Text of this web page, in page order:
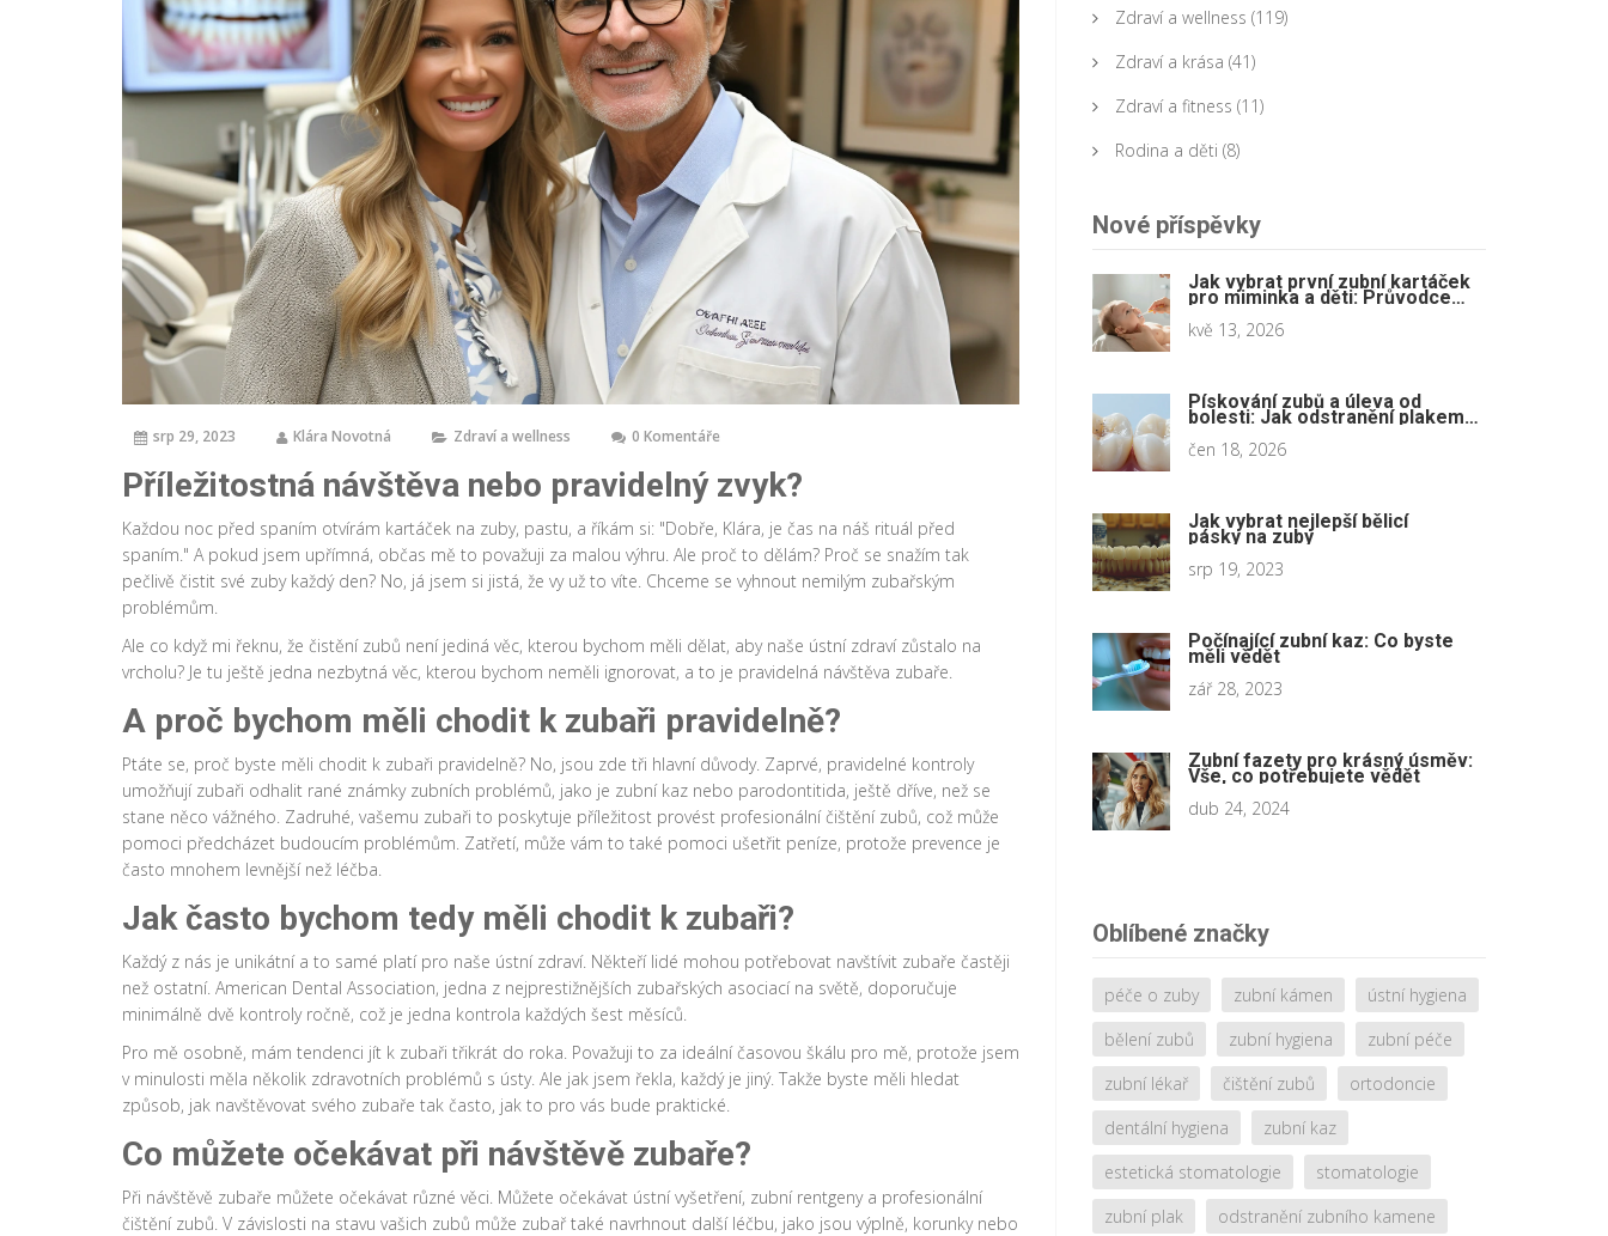
srp 29, 2023 Klára Novotná Zdraví a wellness 0 Komentáře
Příležitostná návštěva nebo pravidelný zvyk?
Každou noc před spaním otvírám kartáček na zuby, pastu, a říkám si: "Dobře, Klára, je čas na náš rituál před
spaním." A pokud jsem upřímná, občas mě to považuji za malou výhru. Ale proč to dělám? Proč se snažím tak
pečlivě čistit své zuby každý den? No, já jsem si jistá, že vy už to víte. Chceme se vyhnout nemilým zubařským
problémům.
Ale co když mi řeknu, že čistění zubů není jediná věc, kterou bychom měli dělat, aby naše ústní zdraví zůstalo na
vrcholu? Je tu ještě jedna nezbytná věc, kterou bychom neměli ignorovat, a to je pravidelná návštěva zubaře.
A proč bychom měli chodit k zubaři pravidelně?
Ptáte se, proč byste měli chodit k zubaři pravidelně? No, jsou zde tři hlavní důvody. Zaprvé, pravidelné kontroly
umožňují zubaři odhalit rané známky zubních problémů, jako je zubní kaz nebo parodontitida, ještě dříve, než se
stane něco vážného. Zadruhé, vašemu zubaři to poskytuje příležitost provést profesionální čištění zubů, což může
pomoci předcházet budoucím problémům. Zatřetí, může vám to také pomoci ušetřit peníze, protože prevence je
často mnohem levnější než léčba.
Jak často bychom tedy měli chodit k zubaři?
Každý z nás je unikátní a to samé platí pro naše ústní zdraví. Někteří lidé mohou potřebovat navštívit zubaře častěji
než ostatní. American Dental Association, jedna z nejprestižnějších zubařských asociací na světě, doporučuje
minimálně dvě kontroly ročně, což je jedna kontrola každých šest měsíců.
Pro mě osobně, mám tendenci jít k zubaři třikrát do roka. Považuji to za ideální časovou škálu pro mě, protože jsem
v minulosti měla několik zdravotních problémů s ústy. Ale jak jsem řekla, každý je jiný. Takže byste měli hledat
způsob, jak navštěvovat svého zubaře tak často, jak to pro vás bude praktické.
Co můžete očekávat při návštěvě zubaře?
Při návštěvě zubaře můžete očekávat různé věci. Můžete očekávat ústní vyšetření, zubní rentgeny a profesionální
čištění zubů. V závislosti na stavu vašich zubů může zubař také navrhnout další léčbu, jako jsou výplně, korunky nebo
Zdraví a wellness (119)
Zdraví a krása (41)
Zdraví a fitness (11)
Rodina a děti (8)
Nové příspěvky
Jak vybrat první zubní kartáček
pro miminka a děti: Průvodce
Curaproxem
kvě 13, 2026
Pískování zubů a úleva od
bolesti: Jak odstranění plakem
čen 18, 2026
Jak vybrat nejlepší bělicí
pásky na zuby
srp 19, 2023
Počínající zubní kaz: Co byste
měli vědět
zář 28, 2023
Zubní fazety pro krásný úsměv:
Vše, co potřebujete vědět
dub 24, 2024
Oblíbené značky
péče o zuby zubní kámen
ústní hygiena
bělení zubů
zubní hygiena
zubní péče
zubní lékař
čištění zubů
ortodoncie
dentální hygiena
zubní kaz
estetická stomatologie
stomatologie
zubní plak
odstranění zubního kamene